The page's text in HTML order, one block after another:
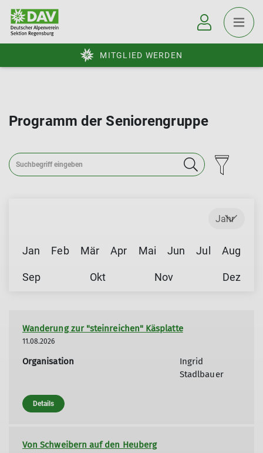
MITGLIED WERDEN
Programm der Seniorengruppe
Jahr
Jan Feb Mär Apr Mai Jun Jul Aug
Sep Okt Nov Dez
Wanderung zur "steinreichen" Käsplatte
11.08.2026
Organisation
Ingrid
Stadlbauer
Details
Von Schweibern auf den Heuberg